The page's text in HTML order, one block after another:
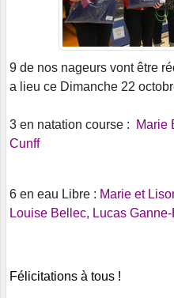
9 de nos nageurs vont être
a lieu ce Dimanche 22
3 en natation course : Marie
Cunff
6 en eau Libre : Marie et
Louise Bellec, Lucas
Félicitations à tous !